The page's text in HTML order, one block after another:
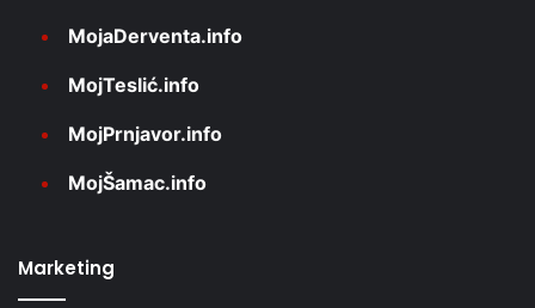
MojaDerventa.info
MojTeslić.info
MojPrnjavor.info
MojŠamac.info
Marketing